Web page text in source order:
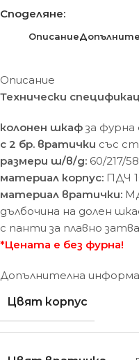
Споделяне:
Описание
Описание
Технически
колонен шкаф за
с 2 бр. вратички със
размери ш/в/д: 60/217/
материал корпус: ПДЧ
материал вратички:
дълбочина на долен
с панти за плавно
*Цената е без фурна!
Допълнителна
Цвят корпус